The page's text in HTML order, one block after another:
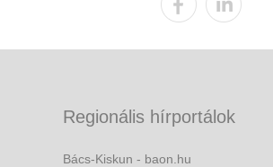
Regionális hírportálok
Bács-Kiskun - baon.hu